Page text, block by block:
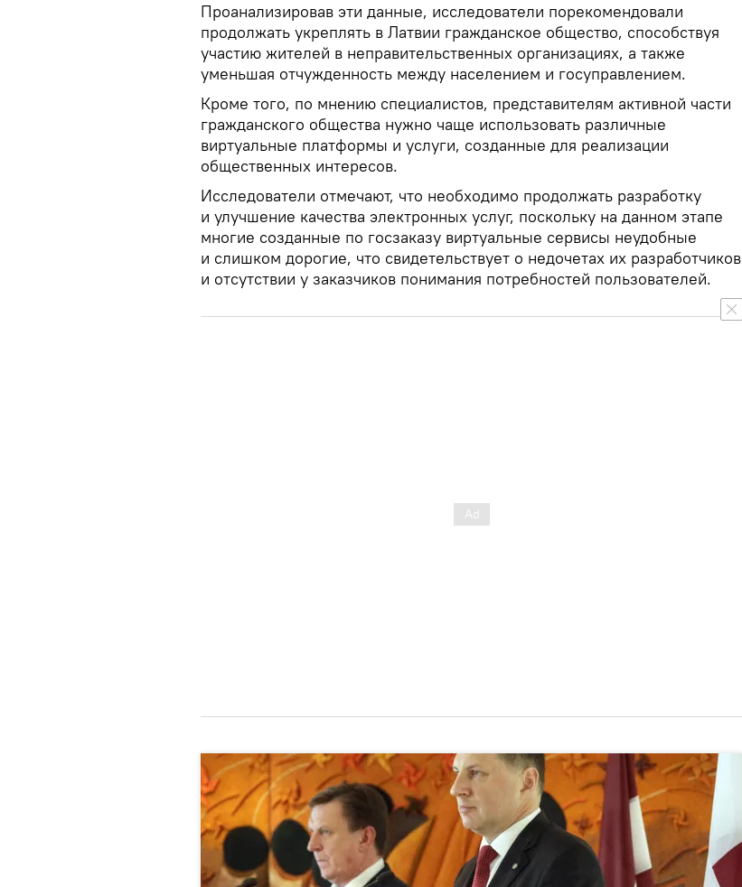
Проанализировав эти данные, исследователи порекомендовали
продолжать укреплять в Латвии гражданское общество, способствуя
участию жителей в неправительственных организациях, а также
уменьшая отчужденность между населением и госуправлением.
Кроме того, по мнению специалистов, представителям активной части
гражданского общества нужно чаще использовать различные
виртуальные платформы и услуги, созданные для реализации
общественных интересов.
Исследователи отмечают, что необходимо продолжать разработку
и улучшение качества электронных услуг, поскольку на данном этапе
многие созданные по госзаказу виртуальные сервисы неудобные
и слишком дорогие, что свидетельствует о недочетах их разработчиков
и отсутствии у заказчиков понимания потребностей пользователей.